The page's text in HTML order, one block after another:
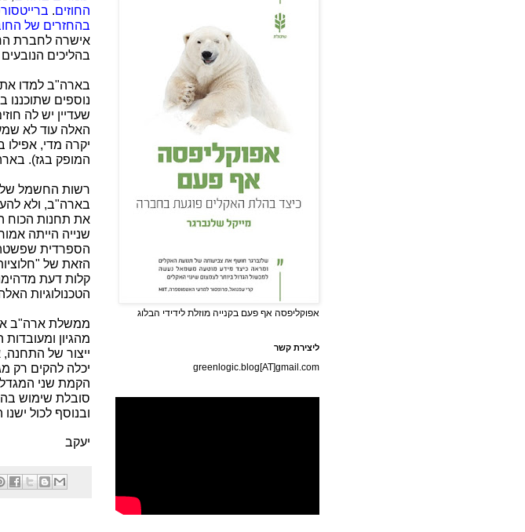
החוזים.
בהחזרים של
אישרה לחברת
בהליכים
בארה"ב למדו את
נוספים
שעדיין יש לה
האלה עוד לא
המופק בגז).
רשות החשמל של
בארה"ב, ולא
את תחנות הכוח
שנייה הייתה
הספרדית שפשטה
הזאת של
קלות דעת
הטכנולוגיות
ממשלת ארה"ב
מהגיון
ייצור של
יכלה להקים רק
הקמת שני
סובלת שימוש בהגיון. כעת
ובנוסף לכול
יעקב
אפוקליפסה אף פעם בקנייה מוזלת לידידי הבלוג
ליצירת קשר
greenlogic.blog[AT]gmail.com